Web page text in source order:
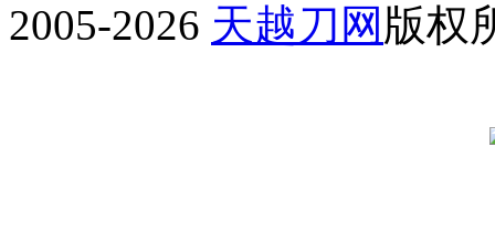
2005-2026 天越刀网 版权